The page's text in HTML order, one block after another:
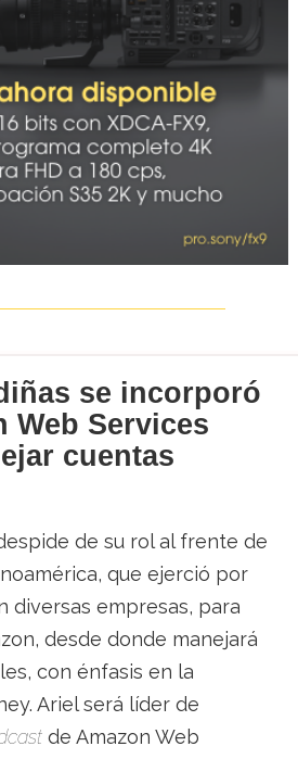
se incorporó
Web Services
cuentas
de su rol al frente de
que ejerció por
diversas empresas, para
desde donde manejará
con énfasis en la
Ariel será líder de
de Amazon Web